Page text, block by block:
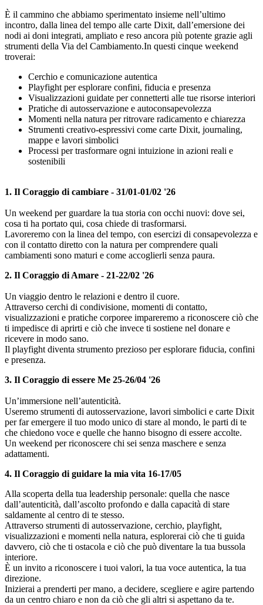
È il cammino che abbiamo sperimentato insieme nell’ultimo
incontro, dalla linea del tempo alle carte Dixit, dall’emersione dei
nodi ai doni integrati, ampliato e reso ancora più potente grazie agli
strumenti della Via del Cambiamento.In questi cinque weekend
troverai:
Cerchio e comunicazione autentica
Playfight per esplorare confini, fiducia e presenza
Visualizzazioni guidate per connetterti alle tue risorse interiori
Pratiche di autosservazione e autoconsapevolezza
Momenti nella natura per ritrovare radicamento e chiarezza
Strumenti creativo-espressivi come carte Dixit, journaling,
mappe e lavori simbolici
Processi per trasformare ogni intuizione in azioni reali e
sostenibili
1. Il Coraggio di cambiare - 31/01-01/02 '26
Un weekend per guardare la tua storia con occhi nuovi: dove sei,
cosa ti ha portato qui, cosa chiede di trasformarsi.
Lavoreremo con la linea del tempo, con esercizi di consapevolezza e
con il contatto diretto con la natura per comprendere quali
cambiamenti sono maturi e come accoglierli senza paura.
2. Il Coraggio di Amare - 21-22/02 '26
Un viaggio dentro le relazioni e dentro il cuore.
Attraverso cerchi di condivisione, momenti di contatto,
visualizzazioni e pratiche corporee impareremo a riconoscere ciò che
ti impedisce di aprirti e ciò che invece ti sostiene nel donare e
ricevere in modo sano.
Il playfight diventa strumento prezioso per esplorare fiducia, confini
e presenza.
3. Il Coraggio di essere Me 25-26/04 '26
Un’immersione nell’autenticità.
Useremo strumenti di autosservazione, lavori simbolici e carte Dixit
per far emergere il tuo modo unico di stare al mondo, le parti di te
che chiedono voce e quelle che hanno bisogno di essere accolte.
Un weekend per riconoscere chi sei senza maschere e senza
adattamenti.
4. Il Coraggio di guidare la mia vita 16-17/05
Alla scoperta della tua leadership personale: quella che nasce
dall’autenticità, dall’ascolto profondo e dalla capacità di stare
saldamente al centro di te stesso.
Attraverso strumenti di autosservazione, cerchio, playfight,
visualizzazioni e momenti nella natura, esplorerai ciò che ti guida
davvero, ciò che ti ostacola e ciò che può diventare la tua bussola
interiore.
È un invito a riconoscere i tuoi valori, la tua voce autentica, la tua
direzione.
Inizierai a prenderti per mano, a decidere, scegliere e agire partendo
da un centro chiaro e non da ciò che gli altri si aspettano da te.